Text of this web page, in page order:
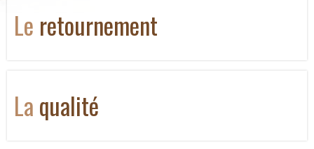
Le retournement
Laqualité